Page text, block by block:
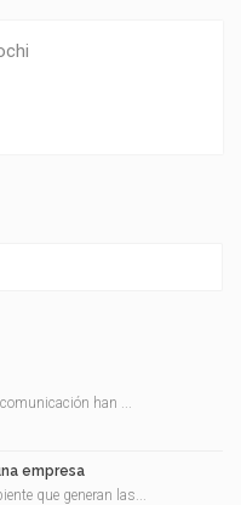
han ...
empresa
que generan las...